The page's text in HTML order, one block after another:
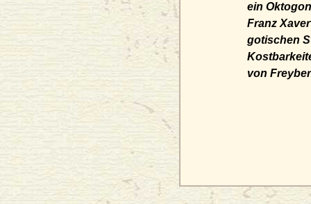
ein
Franz
gotischen
von